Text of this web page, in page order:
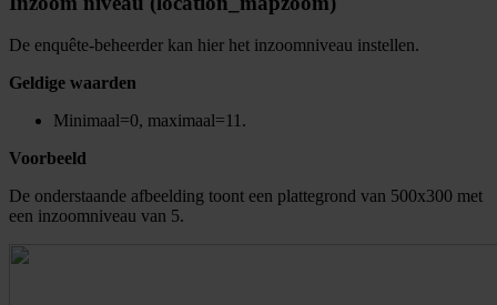
De enquête-beheerder kan hier het inzoomniveau instellen.
Geldige waarden
Minimaal=0, maximaal=11.
Voorbeeld
De onderstaande afbeelding toont een plattegrond van 500x300 met
een inzoomniveau van 5.